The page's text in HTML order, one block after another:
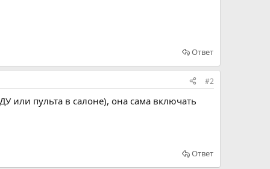
Ответ
#2
или пульта в салоне), она сама включать
Ответ